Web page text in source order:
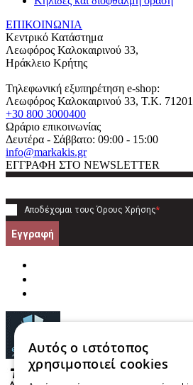
ΕΠΙΚΟΙΝΩΝΙΑ
Κεντρικό Κατάστημα
Λεωφόρος Καλοκαιρινού 33,
Ηράκλειο Κρήτης
Τηλεφωνική εξυπηρέτηση e-shop:
Λεωφόρος Καλοκαιρινού 33, T.K. 71201
+30 800 3000400
Ωράριο επικοινωνίας
Δευτέρα - Σάββατο: 09:00 - 15:00
info@markakis.gr
ΕΓΓΡΑΦΗ ΣΤΟ NEWSLETTER
Αποδέχομαι τους Όρους Χρήσης*
Εγγραφή
Αυτός ο ιστότοπος
χρησιμοποιεί cookies